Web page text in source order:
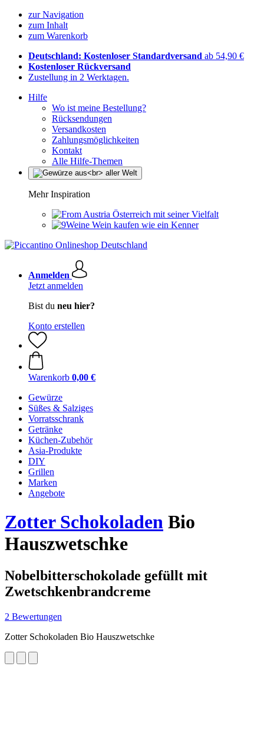
zur Navigation
zum Inhalt
zum Warenkorb
Deutschland: Kostenloser Standardversand ab 54,90 €
Kostenloser Rückversand
Zustellung in 2 Werktagen.
Hilfe
Wo ist meine Bestellung?
Rücksendungen
Versandkosten
Zahlungsmöglichkeiten
Kontakt
Alle Hilfe-Themen
Mehr Inspiration
Österreich mit seiner Vielfalt
Wein kaufen wie ein Kenner
Anmelden
Jetzt anmelden
Bist du neu hier?
Konto erstellen
Warenkorb 0,00 €
Gewürze
Süßes & Salziges
Vorratsschrank
Getränke
Küchen-Zubehör
Asia-Produkte
DIY
Grillen
Marken
Angebote
Zotter Schokoladen Bio
Hauszwetschke
Nobelbitterschokolade gefüllt mit
Zwetschkenbrandcreme
2 Bewertungen
Zotter Schokoladen Bio Hauszwetschke